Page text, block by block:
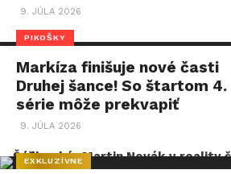
9. JÚLA 2026
PIKOŠKY
Markíza finišuje nové časti
Druhej šance! So štartom 4.
série môže prekvapiť
9. JÚLA 2026
EXKLUZÍVNE